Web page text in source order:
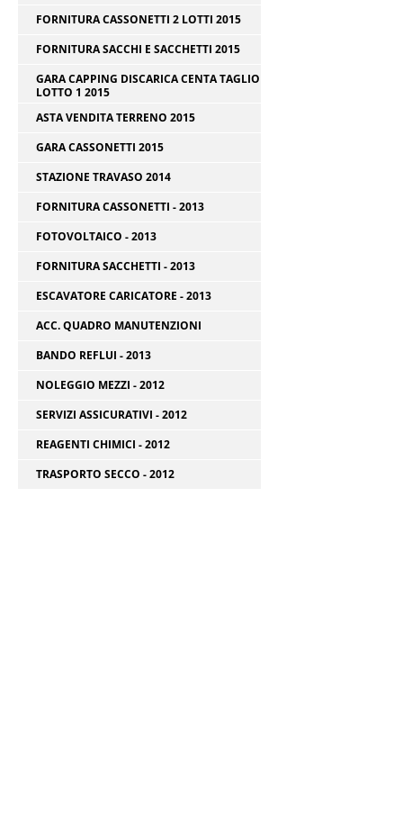
FORNITURA CASSONETTI 2 LOTTI 2015
FORNITURA SACCHI E SACCHETTI 2015
GARA CAPPING DISCARICA CENTA TAGLIO
LOTTO 1 2015
ASTA VENDITA TERRENO 2015
GARA CASSONETTI 2015
STAZIONE TRAVASO 2014
FORNITURA CASSONETTI - 2013
FOTOVOLTAICO - 2013
FORNITURA SACCHETTI - 2013
ESCAVATORE CARICATORE - 2013
ACC. QUADRO MANUTENZIONI
BANDO REFLUI - 2013
NOLEGGIO MEZZI - 2012
SERVIZI ASSICURATIVI - 2012
REAGENTI CHIMICI - 2012
TRASPORTO SECCO - 2012